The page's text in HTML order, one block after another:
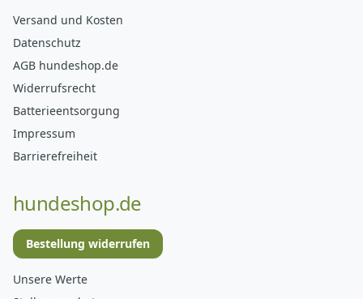
Versand und Kosten
Datenschutz
AGB hundeshop.de
Widerrufsrecht
Batterieentsorgung
Impressum
Barrierefreiheit
hundeshop.de
Bestellung widerrufen
Unsere Werte